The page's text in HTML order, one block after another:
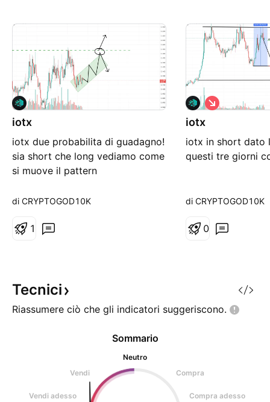
iotx
iotx due probabilita di guadagno!
sia short che long vediamo come
si muove il pattern
di CRYPTOGOD10K
1
iotx
iotx in short dato
questi tre giorni
S
h
o
t
di CRYPTOGOD10K
0
Tecnici
Riassumere ciò che gli indicatori suggeriscono.
Sommario
Neutro
Vendi
Compra
Vendi adesso Compra adesso